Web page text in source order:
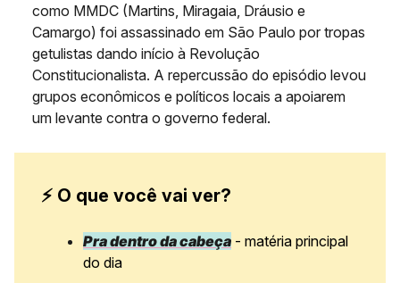
como MMDC (Martins, Miragaia, Dráusio e
Camargo) foi assassinado em São Paulo por tropas
getulistas dando início à Revolução
Constitucionalista. A repercussão do episódio levou
grupos econômicos e políticos locais a apoiarem
um levante contra o governo federal.
⚡ O que você vai ver?
Pra dentro da cabeça - matéria principal
do dia